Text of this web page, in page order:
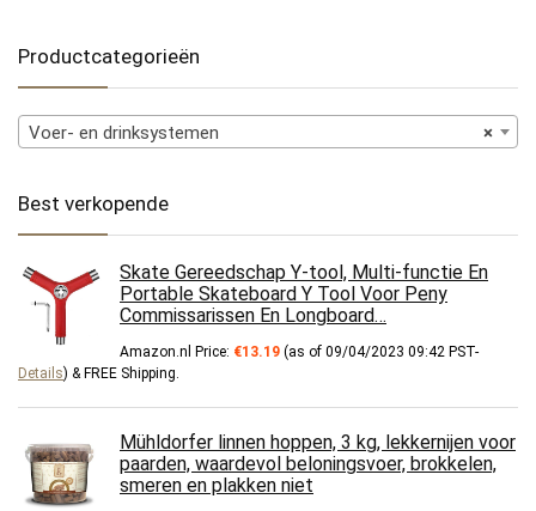
Productcategorieën
×
Voer- en drinksystemen
Best verkopende
Skate Gereedschap Y-tool, Multi-functie En
Portable Skateboard Y Tool Voor Peny
Commissarissen En Longboard…
Amazon.nl Price: €13.19 (as of 09/04/2023 09:42 PST-
Details) & FREE Shipping
Mühldorfer linnen hoppen, 3 kg, lekkernijen voor
paarden, waardevol beloningsvoer, brokkelen,
smeren en plakken niet